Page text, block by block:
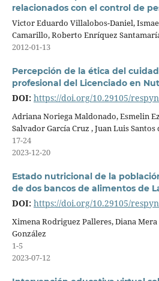
relacionados con el control de
Victor Eduardo Villalobos-Daniel,
Camarillo, Roberto Enríquez
2012-01-13
Percepción de la ética del
profesional del Licenciado en
DOI: https://doi.org/10.29105/
Adriana Noriega Maldonado, Esmelin
Salvador García Cruz , Juan Luis Santos
17-24
2023-12-20
Estado nutricional de la
de dos bancos de alimentos de
DOI: https://doi.org/10.29105/
Ximena Rodriguez Palleres, Diana Mera
González
1-5
2023-07-12